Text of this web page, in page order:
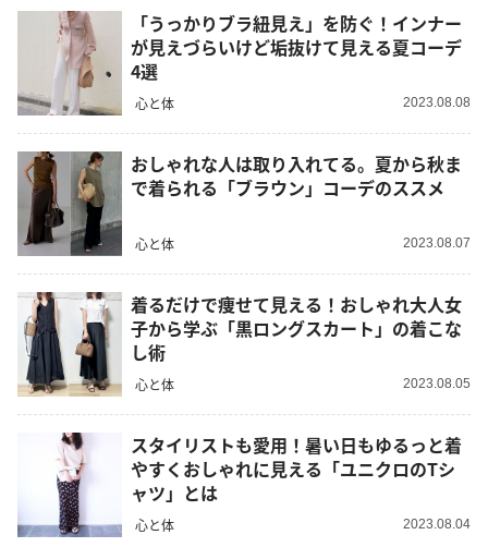
「うっかりブラ紐見え」を防ぐ！インナー
が見えづらいけど垢抜けて見える夏コーデ
4選
心と体 2023.08.08
おしゃれな人は取り入れてる。夏から秋ま
で着られる「ブラウン」コーデのススメ
心と体 2023.08.07
着るだけで痩せて見える！おしゃれ大人女
子から学ぶ「黒ロングスカート」の着こな
し術
心と体 2023.08.05
スタイリストも愛用！暑い日もゆるっと着
やすくおしゃれに見える「ユニクロのTシ
ャツ」とは
心と体 2023.08.04